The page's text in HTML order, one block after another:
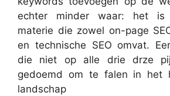
echter minder waar: het is
materie die zowel on-page
en technische SEO omvat.
die niet op alle drie drze
gedoemd om te falen in het
landschap